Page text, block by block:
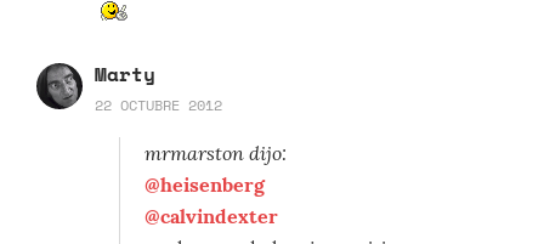
Marty
22 OCTUBRE 2012
mrmarston dijo:
@heisenberg
@calvindexter